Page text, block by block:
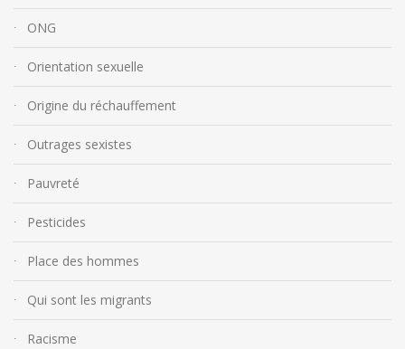
ONG
Orientation sexuelle
Origine du réchauffement
Outrages sexistes
Pauvreté
Pesticides
Place des hommes
Qui sont les migrants
Racisme